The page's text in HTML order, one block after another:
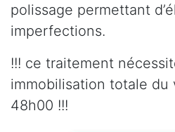
polissage permettant
imperfections.
!!! ce traitement
immobilisation totale
48h00 !!!